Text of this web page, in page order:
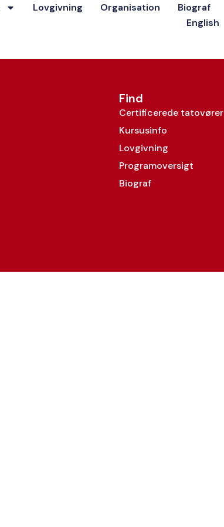
Lovgivning Organisation
Biograf
English
Find
Certificerede tatovører
Kursusinfo
Lovgivning
Programoversigt
Biograf